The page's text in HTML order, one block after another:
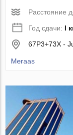
Расстояние
Год сдачи: I
67P3+73X -
Meraas